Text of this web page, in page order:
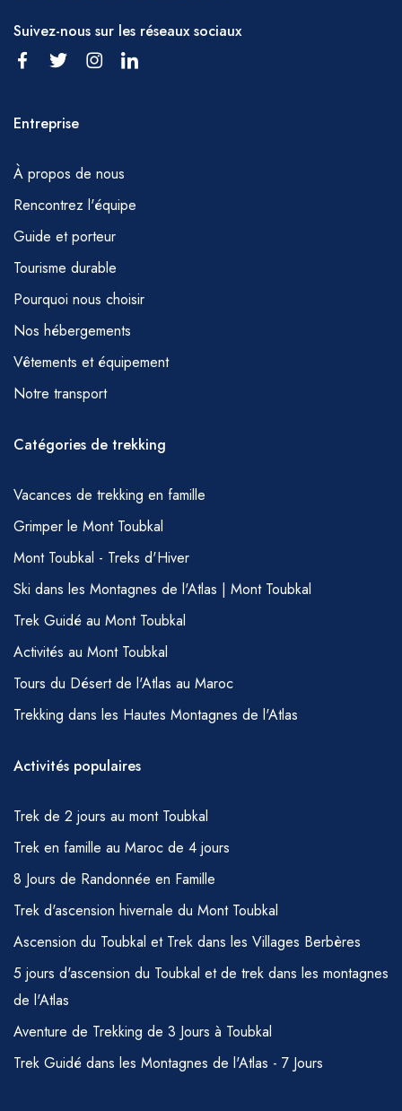
Suivez-nous sur les réseaux sociaux
Entreprise
À propos de nous
Rencontrez l'équipe
Guide et porteur
Tourisme durable
Pourquoi nous choisir
Nos hébergements
Vêtements et équipement
Notre transport
Catégories de trekking
Vacances de trekking en famille
Grimper le Mont Toubkal
Mont Toubkal - Treks d'Hiver
Ski dans les Montagnes de l'Atlas | Mont Toubkal
Trek Guidé au Mont Toubkal
Activités au Mont Toubkal
Tours du Désert de l'Atlas au Maroc
Trekking dans les Hautes Montagnes de l'Atlas
Activités populaires
Trek de 2 jours au mont Toubkal
Trek en famille au Maroc de 4 jours
8 Jours de Randonnée en Famille
Trek d'ascension hivernale du Mont Toubkal
Ascension du Toubkal et Trek dans les Villages Berbères
5 jours d'ascension du Toubkal et de trek dans les montagnes
de l'Atlas
Aventure de Trekking de 3 Jours à Toubkal
Trek Guidé dans les Montagnes de l'Atlas - 7 Jours